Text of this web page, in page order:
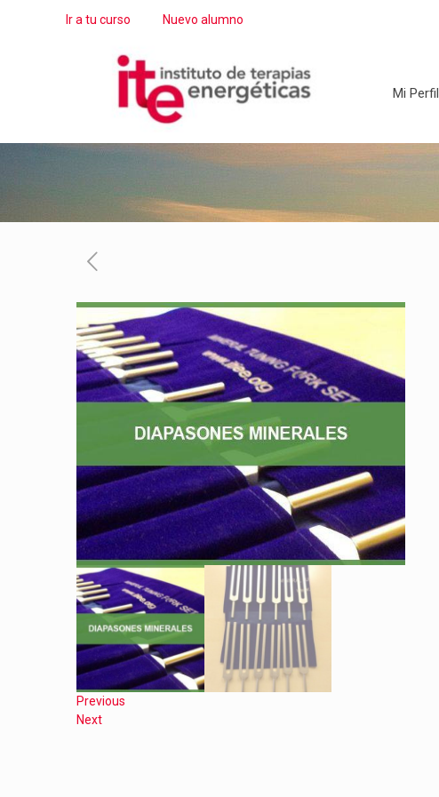
Ir a tu curso Nuevo alumno
Mi Perfil
Previous
Next